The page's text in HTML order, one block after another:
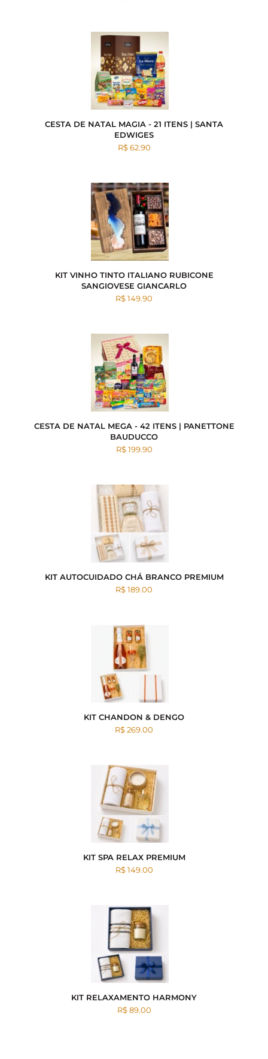
CESTA DE NATAL MAGIA - 21 ITENS | SANTA
EDWIGES
R$ 62.90
KIT VINHO TINTO ITALIANO RUBICONE
SANGIOVESE GIANCARLO
R$ 149.90
CESTA DE NATAL MEGA - 42 ITENS | PANETTONE
BAUDUCCO
R$ 199.90
KIT AUTOCUIDADO CHÁ BRANCO PREMIUM
R$ 189.00
KIT CHANDON & DENGO
R$ 269.00
KIT SPA RELAX PREMIUM
R$ 149.00
KIT RELAXAMENTO HARMONY
R$ 89.00